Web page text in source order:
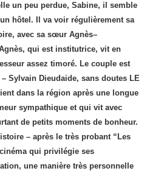
un peu perdue, Sabine, il semble
hôtel. Il va voir régulièrement sa
avec sa sœur Agnès–
qui est institutrice, vit en
assez timoré. Le couple est
Sylvain Dieudaide, sans doutes LE
dans la région après une longue
sympathique et qui vit avec
de petits moments de bonheur.
– après le très probant “Les
qui privilégie ses
une manière très personnelle